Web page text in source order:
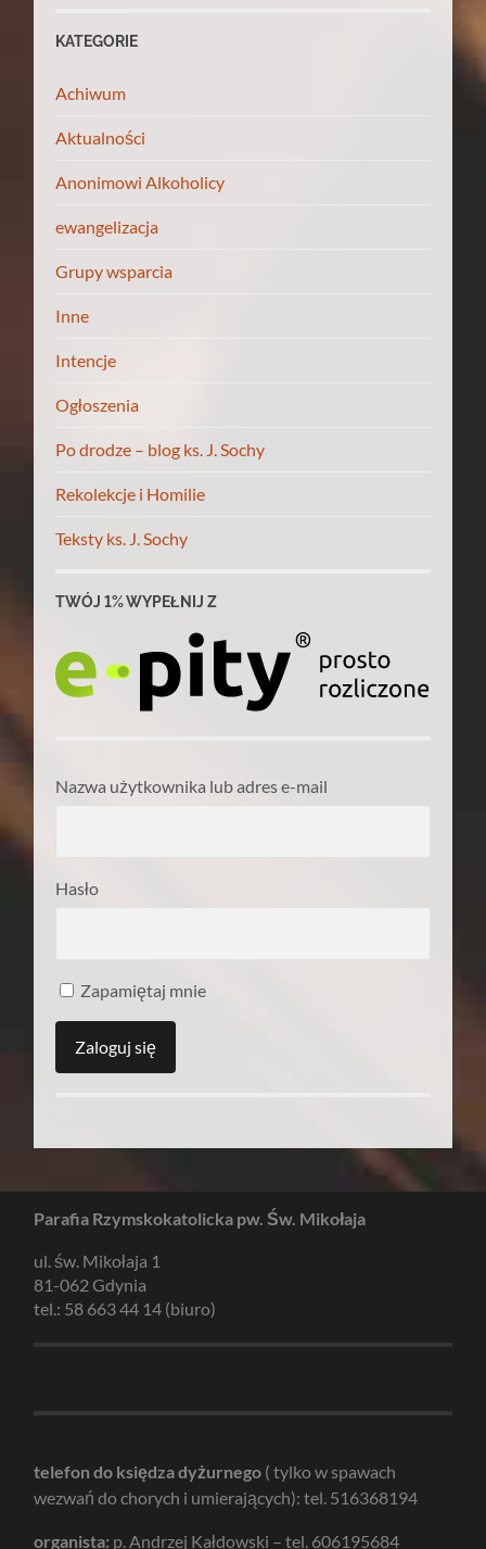
KATEGORIE
Achiwum
Aktualności
Anonimowi Alkoholicy
ewangelizacja
Grupy wsparcia
Inne
Intencje
Ogłoszenia
Po drodze – blog ks. J. Sochy
Rekolekcje i Homilie
Teksty ks. J. Sochy
TWÓJ 1% WYPEŁNIJ Z
Nazwa użytkownika lub adres e-mail
Hasło
Zapamiętaj mnie
Parafia Rzymskokatolicka pw. Św. Mikołaja
ul. św. Mikołaja 1
81-062 Gdynia
tel.: 58 663 44 14 (biuro)
telefon do księdza dyżurnego ( tylko w spawach
wezwań do chorych i umierających): tel. 516368194
organista: p. Andrzej Kałdowski – tel. 606195684